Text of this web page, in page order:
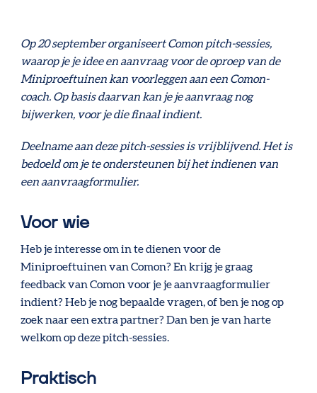
Op 20 september organiseert Comon pitch-sessies,
waarop je je idee en aanvraag voor de oproep van de
Miniproeftuinen kan voorleggen aan een Comon-
coach. Op basis daarvan kan je je aanvraag nog
bijwerken, voor je die finaal indient.
Deelname aan deze pitch-sessies is vrijblijvend. Het is
bedoeld om je te ondersteunen bij het indienen van
een aanvraagformulier.
Voor wie
Heb je interesse om in te dienen voor de
Miniproeftuinen van Comon? En krijg je graag
feedback van Comon voor je je aanvraagformulier
indient? Heb je nog bepaalde vragen, of ben je nog op
zoek naar een extra partner? Dan ben je van harte
welkom op deze pitch-sessies.
Praktisch